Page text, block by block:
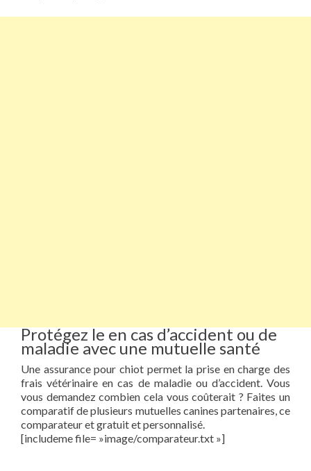
Protégez le en cas d’accident ou de
maladie avec une mutuelle santé
Une assurance pour chiot permet la prise en charge des
frais vétérinaire en cas de maladie ou d’accident. Vous
vous demandez combien cela vous coûterait ? Faites un
comparatif de plusieurs mutuelles canines partenaires, ce
comparateur et gratuit et personnalisé.
[includeme file= »image/comparateur.txt »]